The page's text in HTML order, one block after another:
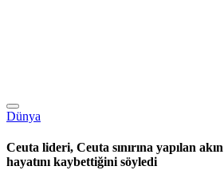
Dünya
Ceuta lideri, Ceuta sınırına yapılan
hayatını kaybettiğini söyledi